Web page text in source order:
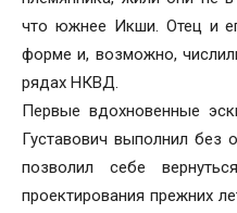
что южнее Икши. Отец и
форме и, возможно,
рядах НКВД.
Первые вдохновенные
Густавович выполнил без
позволил себе
проектирования прежних